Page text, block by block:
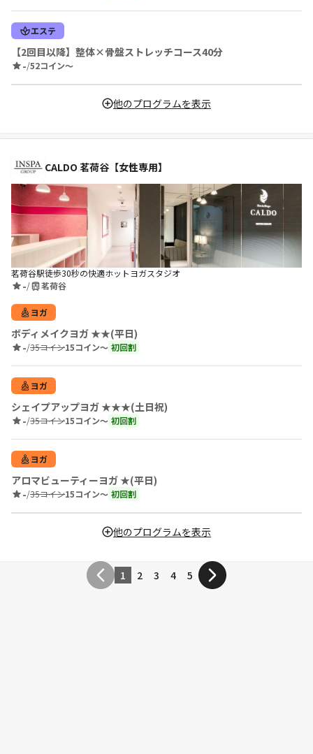
エステ
【2回目以降】整体×骨盤ストレッチコース40分
-/52コイン〜
他のプログラムを表示
CALDO 茗荷谷【女性専用】
茗荷谷駅徒歩30秒の快適ホットヨガスタジオ
-/ 茗荷谷
ヨガ
ボディメイクヨガ ★★(平日)
-/35コイン15コイン〜 初回割
ヨガ
シェイプアップヨガ ★★★(土日祝)
-/35コイン15コイン〜 初回割
ヨガ
アロマビューティーヨガ ★(平日)
-/35コイン15コイン〜 初回割
他のプログラムを表示
1 2 3 4 5